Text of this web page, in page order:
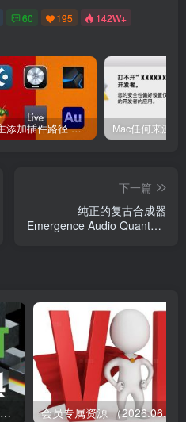
60 195 142W+
宿主添加插件路径 插件路径设置 VSTPlugins路径
下一篇
纯正的复古合成器
Emergence Audio Quantum
Kontakt入库工具 康泰克入库教程